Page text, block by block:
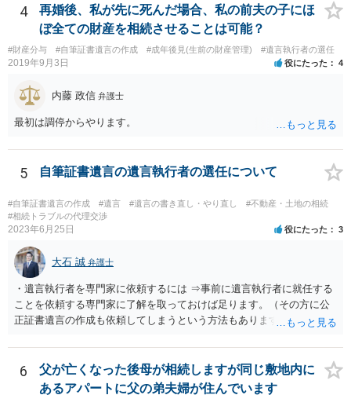
の事だけ考えるべきなのでしょうか ・・・お子さんの事をまで含め良
い解決案があればお悩みになるのは当然と言えば当然のことです。 彼
と親子関係を結びたいと思っているが、名字は変えたくない・・・養
子縁組の必要があり 氏も変更することになります。 しかし 彼は成人
しているとは言え、自分の子と私の連れ子、全て平等にしたいと希
望。もちろん私もそうできればと思います。 ・・・婚姻前の契約 あ
るいは 遺言書などで その意思を実現する方法はあります。 弁護
士に相談してみてください。
4
再婚後、私が先に死んだ場合、私の前夫の子にほ
ぼ全ての財産を相続させることは可能？
#財産分与 #自筆証書遺言の作成 #成年後見(生前の財産管理) #遺言執行者の選任
2019年9月3日 役にたった 4
内藤 政信 弁護士
最初は調停からやります。
5 自筆証書遺言の遺言執行者の選任について
#自筆証書遺言の作成 #遺言 #遺言の書き直し・やり直し
#不動産・土地の相続
#相続トラブルの代理交渉
2023年6月25日 役にたった 3
大石 誠 弁護士
・遺言執行者を専門家に依頼するには ⇒事前に遺言執行者に就任する
ことを依頼する専門家に了解を取っておけば足ります。（その方に公
正証書遺言の作成も依頼してしまうという方法もあります） 事前に了
ません。 遺言執行者に就任し、遺言執行が完了したときの報酬だけ、
弁護士費用としてかかります。 ・亡くなった際に、法務局に預けた自
筆証書遺言の存在を親族がなかったものにされる可能性 ⇒自筆の遺言
6
父が亡くなった後母が相続しますが同じ敷地内に
あるアパートに父の弟夫婦が住んでいます